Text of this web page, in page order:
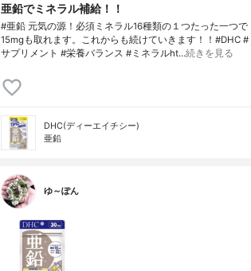
亜鉛でミネラル補給！！
#亜鉛 元気の源！必須ミネラル16種類の１つたった一つで
15mgも取れます。これからも続けていきます！！#DHC #
サプリメント #栄養バランス #ミネラルht…続きを見る
DHC(ディーエイチシー)
亜鉛
ゆ～ぽん